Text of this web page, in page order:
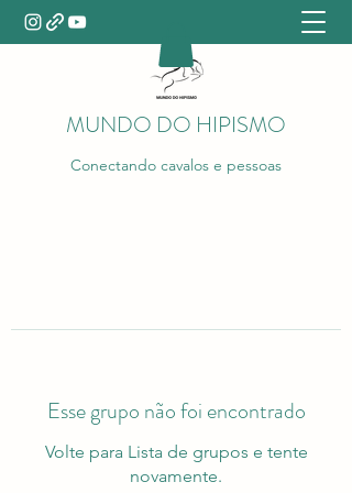
MUNDO DO HIPISMO
Conectando cavalos e pessoas
Esse grupo não foi encontrado
Volte para Lista de grupos e tente
novamente.